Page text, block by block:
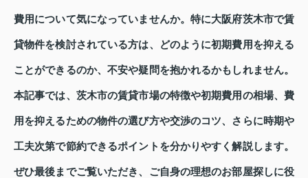
費用について気になっていませんか。特に大阪府茨木市で賃
貸物件を検討されている方は、どのように初期費用を抑える
ことができるのか、不安や疑問を抱かれるかもしれません。
本記事では、茨木市の賃貸市場の特徴や初期費用の相場、費
用を抑えるための物件の選び方や交渉のコツ、さらに時期や
工夫次第で節約できるポイントを分かりやすく解説します。
ぜひ最後までご覧いただき、ご自身の理想のお部屋探しに役